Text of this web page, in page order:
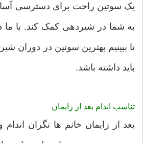
یک سوتین راحت برای دسترسی
به شما در شیردهی کمک کند. با ما
تا ببینیم بهترین سوتین در دوران
باید داشته باشد.
تناسب اندام بعد از زایمان
بعد از زایمان خانم ها نگران